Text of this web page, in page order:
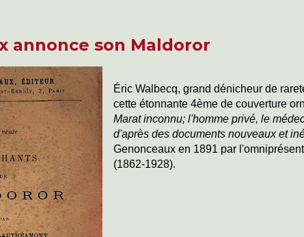
annonce son Maldoror
Éric Walbecq, grand dénicheur de
cette étonnante 4ème de couverture
Marat inconnu; l'homme privé, le
d'après des documents nouveaux et
Genonceaux en 1891 par
(1862-1928).